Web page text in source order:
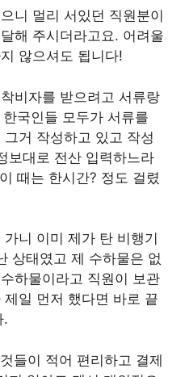
니 멀리 서있던 직원분이
해 주시더라고요. 어려울
않으셔도 됩니다!
비자를 받으려고 서류랑
국인들 모두가 서류를
거 작성하고 있고 작성
보대로 전산 입력하느라
때는 한시간? 정도 걸렸
니 이미 제가 탄 비행기
상태였고 제 수하물은 없
하물이라고 직원이 보관
일 먼저 했다면 바로 끝
.
들이 적어 편리하고 결제